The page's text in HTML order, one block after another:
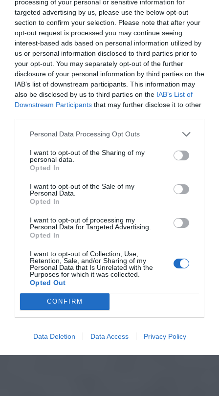
processing of your personal or sensitive information for
targeted advertising by us, please use the below opt-out
section to confirm your selection. Please note that after your
opt-out request is processed you may continue seeing
interest-based ads based on personal information utilized by
us or personal information disclosed to third parties prior to
your opt-out. You may separately opt-out of the further
disclosure of your personal information by third parties on the
IAB’s list of downstream participants. This information may
also be disclosed by us to third parties on the IAB’s List of
Downstream Participants that may further disclose it to other
Personal Data Processing Opt Outs
I want to opt-out of the Sharing of my
personal data.
Opted In
I want to opt-out of the Sale of my
Personal Data.
Opted In
I want to opt-out of processing my
Personal Data for Targeted Advertising.
Opted In
I want to opt-out of Collection, Use,
Retention, Sale, and/or Sharing of my
Personal Data that Is Unrelated with the
Purposes for which it was collected.
Opted Out
CONFIRM
Data Deletion Data Access Privacy Policy